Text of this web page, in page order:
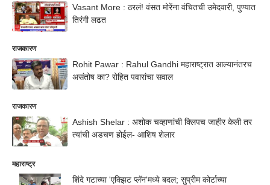
Vasant More : ठरलं! वंसत मोरेंना वंचितची उमेदवारी, पुण्यात
तिरंगी लढत
राजकारण
Rohit Pawar : Rahul Gandhi महाराष्ट्रात आल्यानंतरच
असंतोष का? रोहित पवारांचा सवाल
राजकारण
Ashish Shelar : अशोक चव्हाणांची क्लिपच जाहीर केली तर
त्यांची अडचण होईल- आशिष शेलार
महाराष्ट्र
शिंदे गटाच्या 'एक्झिट प्लॅन'मध्ये बदल; सुप्रीम कोर्टाच्या